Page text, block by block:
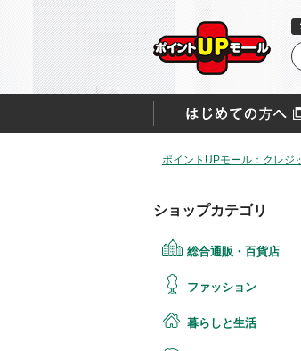
ポイントUPモール：クレジ
ショップカテゴリ
総合通販・百貨店
ファッション
暮らしと生活